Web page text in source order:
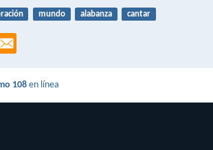
mundo alabanza cantar
108 en línea